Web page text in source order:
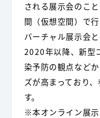
される展示会のこ
間（仮想空間）で
バーチャル展示会と
2020年以降、新型
染予防の観点など
ズが高まっており
す。
※本オンライン展